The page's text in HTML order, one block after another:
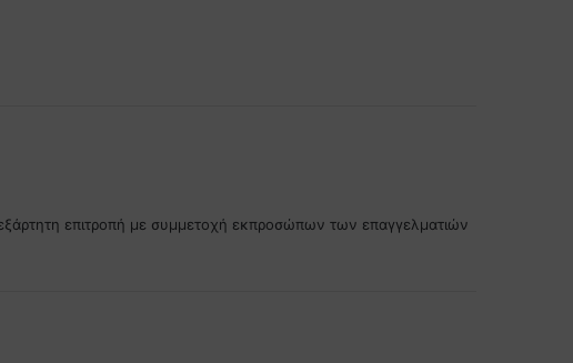
επιτροπή με συμμετοχή εκπροσώπων των επαγγελματιών